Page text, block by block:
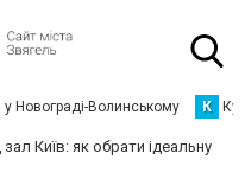
у Новограді-Волинському К
Київ: як обрати ідеальну